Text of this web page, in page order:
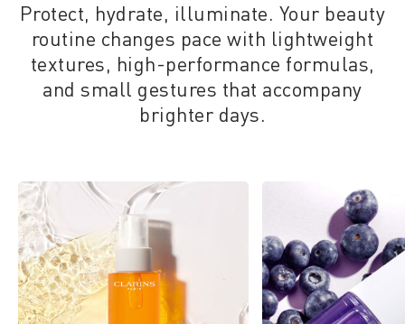
Protect, hydrate, illuminate. Your beauty
routine changes pace with lightweight
textures, high-performance formulas,
and small gestures that accompany
brighter days.